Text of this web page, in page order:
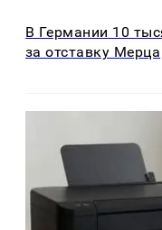
В Германии 10
за отставку Мерца